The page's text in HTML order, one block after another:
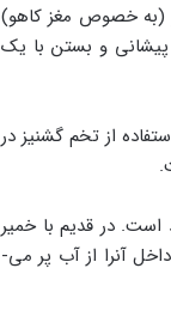
(به خصوص مغز کاهو)
پیشانی و بستن با یک
از تخم گشنیز در
در قدیم با خمیر
در قسمت دور و بالای سر یک دیواره تشکیل می دادند به طوری که روی سر یک استخر مانند درست می شد و داخل آنرا از آب پر می­